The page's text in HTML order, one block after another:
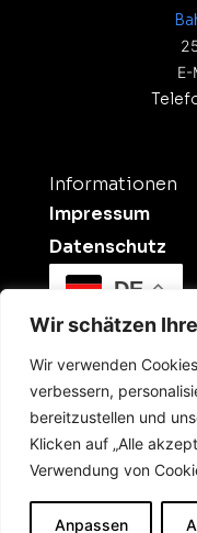
Wir schätzen
Wir verwenden
verbessern,
bereitzustellen und
Klicken auf „Alle
Verwendung von
Anpassen
E-
Informationen
Impressum
Datenschutz
DE
All Rights
Sichtbarkeit und